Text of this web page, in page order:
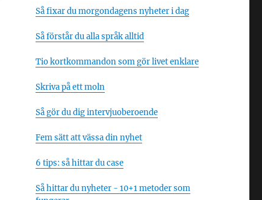
Så fixar du morgondagens nyheter i dag
Så förstår du alla språk alltid
Tio kortkommandon som gör livet enklare
Skriva på ett moln
Så gör du dig intervjuoberoende
Fem sätt att vässa din nyhet
6 tips: så hittar du case
Så hittar du nyheter - 10+1 metoder som